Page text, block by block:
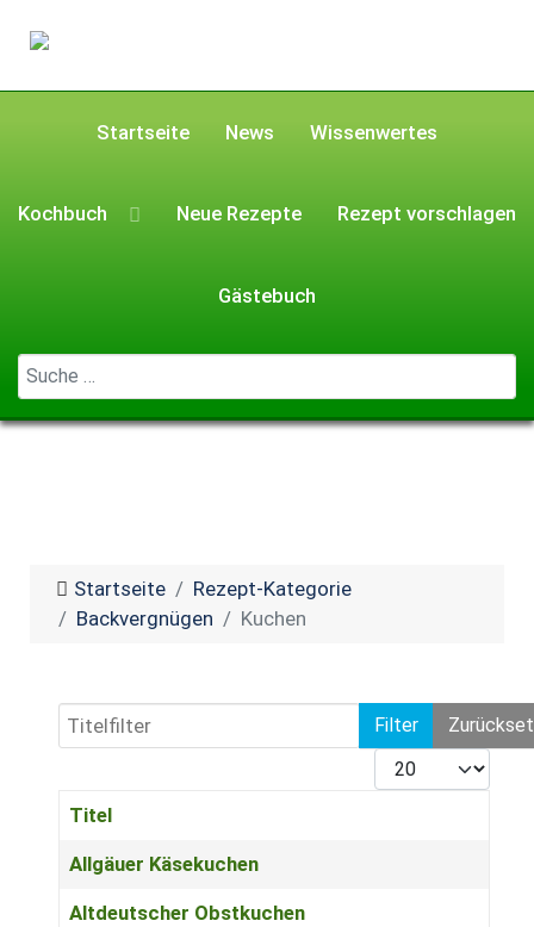
Startseite News Wissenwertes
Kochbuch Neue Rezepte Rezept vorschlagen
Gästebuch
Startseite
Rezept-Kategorie
Backvergnügen
Kuchen
Titelfilter Filter
Anzeige #
Beiträge
Titel
Allgäuer Käsekuchen
Altdeutscher Obstkuchen